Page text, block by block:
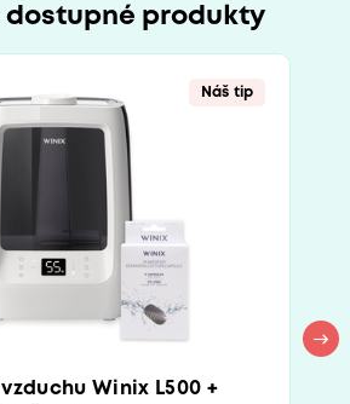
produkty
Náš tip
Winix L500 +